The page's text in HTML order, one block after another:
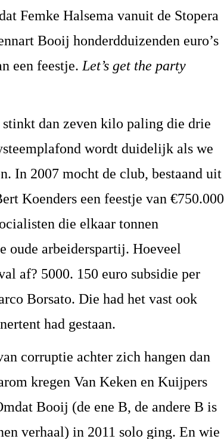
Femke Halsema vanuit de Stopera
Booij honderdduizenden euro’s
een feestje. Let’s get the party
dan zeven kilo paling die drie
wordt duidelijk als we
In 2007 mocht de club, bestaand uit
Koenders een feestje van €750.000
die elkaar tonnen
oude arbeiderspartij. Hoeveel
af? 5000. 150 euro subsidie per
Borsato. Die had het vast ook
had gestaan.
corruptie achter zich hangen dan
kregen Van Keken en Kuijpers
Booij (de ene B, de andere B is
verhaal) in 2011 solo ging. En wie